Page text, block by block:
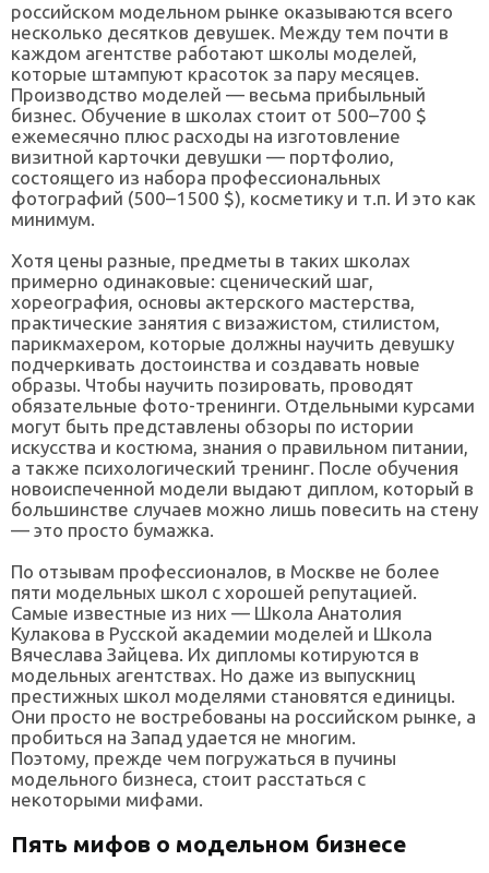
российском модельном рынке оказываются всего
несколько десятков девушек. Между тем почти в
каждом агентстве работают школы моделей,
которые штампуют красоток за пару месяцев.
Производство моделей — весьма прибыльный
бизнес. Обучение в школах стоит от 500–700 $
ежемесячно плюс расходы на изготовление
визитной карточки девушки — портфолио,
состоящего из набора профессиональных
фотографий (500–1500 $), косметику и т.п. И это как
минимум.
Хотя цены разные, предметы в таких школах
примерно одинаковые: сценический шаг,
хореография, основы актерского мастерства,
практические занятия с визажистом, стилистом,
парикмахером, которые должны научить девушку
подчеркивать достоинства и создавать новые
образы. Чтобы научить позировать, проводят
обязательные фото-тренинги. Отдельными курсами
могут быть представлены обзоры по истории
искусства и костюма, знания о правильном питании,
а также психологический тренинг. После обучения
новоиспеченной модели выдают диплом, который в
большинстве случаев можно лишь повесить на стену
— это просто бумажка.
По отзывам профессионалов, в Москве не более
пяти модельных школ с хорошей репутацией.
Самые известные из них — Школа Анатолия
Кулакова в Русской академии моделей и Школа
Вячеслава Зайцева. Их дипломы котируются в
модельных агентствах. Но даже из выпускниц
престижных школ моделями становятся единицы.
Они просто не востребованы на российском рынке, а
пробиться на Запад удается не многим.
Поэтому, прежде чем погружаться в пучины
модельного бизнеса, стоит расстаться с
некоторыми мифами.
Пять мифов о модельном бизнесе